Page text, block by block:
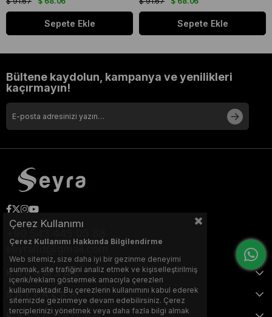
Sepete Ekle Sepete Ekle
Bültene kaydolun, kampanya ve yenilikleri
kaçırmayın!
seyraltd@gmail.com
KURUMSAL
SAYFALAR
Çerez Kullanımı
Çerez Kullanımı Hakkında Bilgilendirme
Web sitemiz, size daha iyi bir gezinme deneyimi
sunmak, site trafiğini analiz etmek ve kişiselleştirilmiş
içerik/reklam göstermek amacıyla çerezleri
kullanmaktadır. Bu çerezlerin kullanımını kabul ederek
sitemizde gezinmeye devam edebilirsiniz. Çerez
terciplerinizi yönetmek veya daha fazla bilgi almak